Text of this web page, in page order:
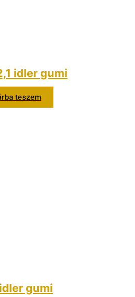
idler gumi
teszem
gumi